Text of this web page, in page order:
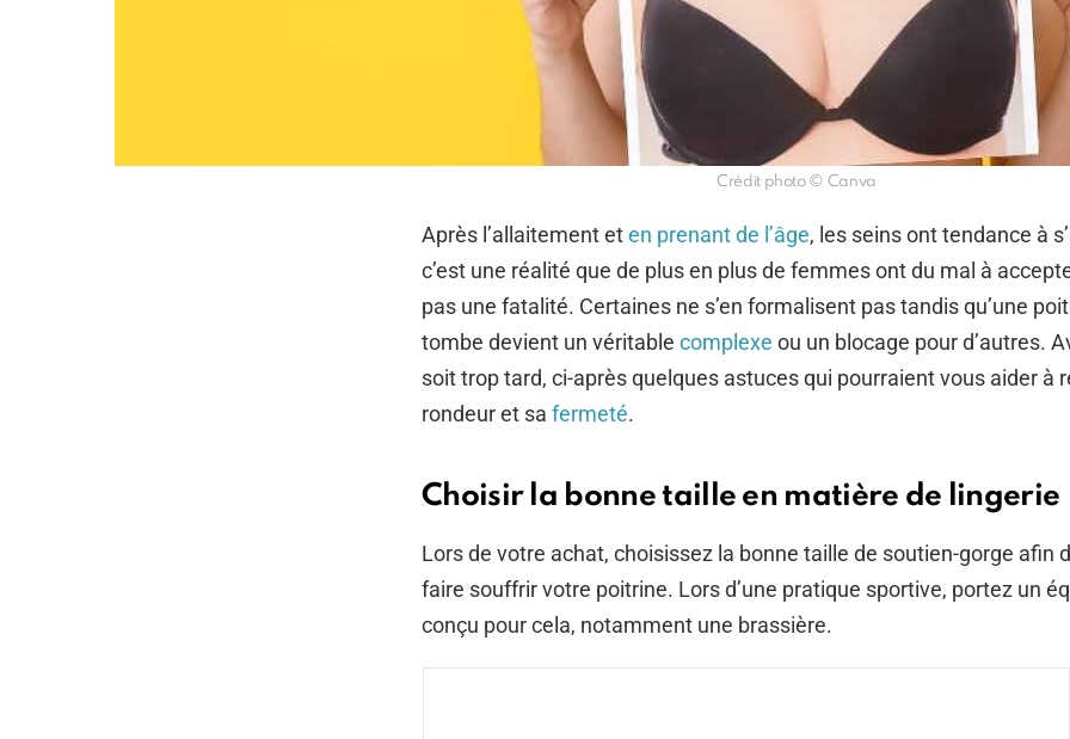
Crédit photo © Canva
Après l’allaitement eten prenant de l’âge, les seins ont tendance à
c’est une réalité que de plus en plus de femmes ont du mal à
pas une fatalité. Certaines ne s’en formalisent pas tandis qu’une
tombe devient un véritable complexe ou un blocage pour d’autres.
soit trop tard, ci-après quelques astuces qui pourraient vous aider à
rondeur et sa fermeté.
Choisir la bonne taille en matière de lingerie
Lors de votre achat, choisissez la bonne taille de soutien-gorge afin
faire souffrir votre poitrine. Lors d’une pratique sportive, portez un
conçu pour cela, notamment une brassière.